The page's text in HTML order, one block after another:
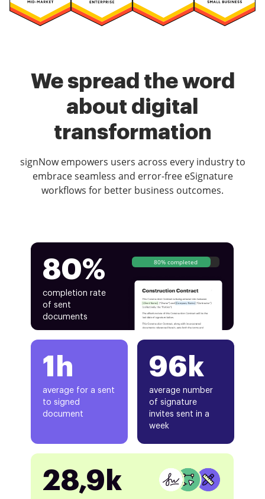
We spread the word
about digital
transformation
signNow empowers users across every industry to
embrace seamless and error-free eSignature
workflows for better business outcomes.
80%
completion rate
of sent
documents
80% completed
1h
average for a sent
to signed
document
96k
average number
of signature
invites sent in a
week
28,9k